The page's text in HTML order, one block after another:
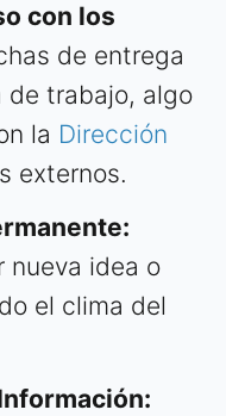
con los
de entrega
de trabajo, algo
la Dirección
externos.
nueva idea o
el clima del